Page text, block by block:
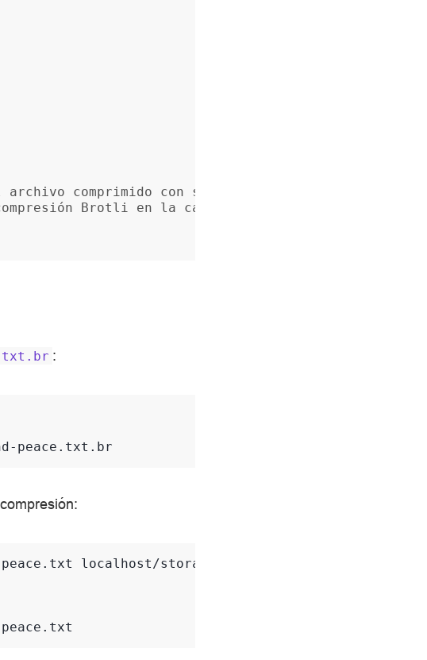
archivo comprimido con sufijo .br
Brotli en la cabecera de respuesta
:
peace.txt.br
peace.txt localhost/storage/war-and-peace.txt